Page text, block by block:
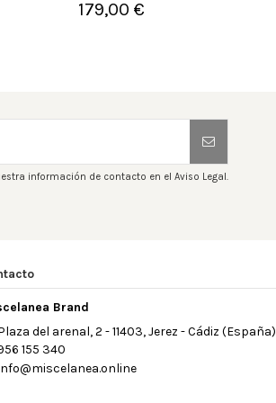
179,00 €
Añadir al carrito
información de contacto en el Aviso Legal.
Brand
del arenal, 2 - 11403, Jerez - Cádiz (España)
155 340